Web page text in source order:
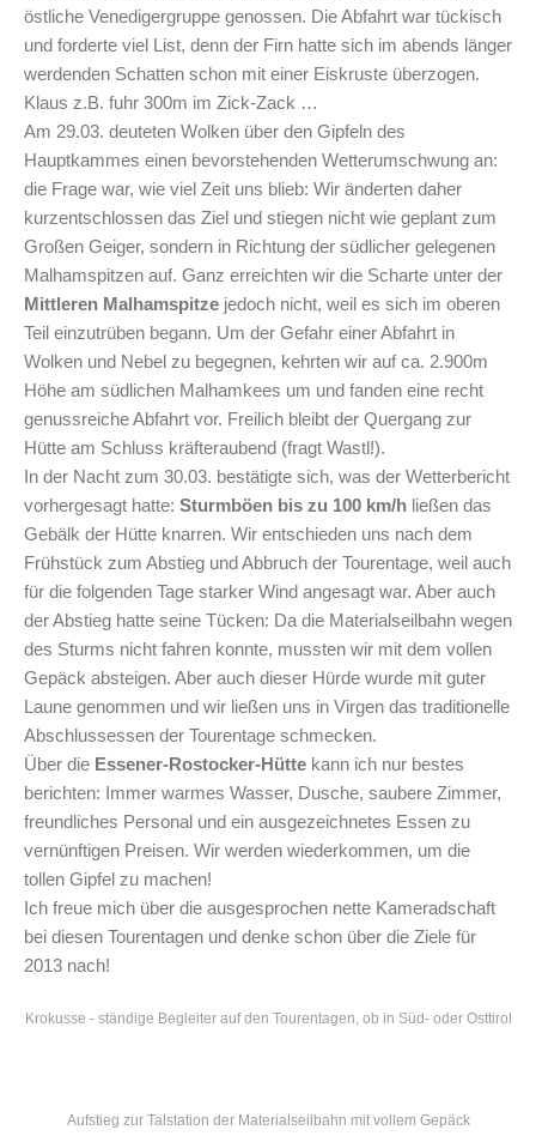
östliche Venedigergruppe genossen. Die Abfahrt war tückisch
und forderte viel List, denn der Firn hatte sich im abends länger
werdenden Schatten schon mit einer Eiskruste überzogen.
Klaus z.B. fuhr 300m im Zick-Zack …
Am 29.03. deuteten Wolken über den Gipfeln des
Hauptkammes einen bevorstehenden Wetterumschwung an:
die Frage war, wie viel Zeit uns blieb: Wir änderten daher
kurzentschlossen das Ziel und stiegen nicht wie geplant zum
Großen Geiger, sondern in Richtung der südlicher gelegenen
Malhamspitzen auf. Ganz erreichten wir die Scharte unter der
Mittleren Malhamspitze jedoch nicht, weil es sich im oberen
Teil einzutrüben begann. Um der Gefahr einer Abfahrt in
Wolken und Nebel zu begegnen, kehrten wir auf ca. 2.900m
Höhe am südlichen Malhamkees um und fanden eine recht
genussreiche Abfahrt vor. Freilich bleibt der Quergang zur
Hütte am Schluss kräfteraubend (fragt Wastl!).
In der Nacht zum 30.03. bestätigte sich, was der Wetterbericht
vorhergesagt hatte: Sturmböen bis zu 100 km/h ließen das
Gebälk der Hütte knarren. Wir entschieden uns nach dem
Frühstück zum Abstieg und Abbruch der Tourentage, weil auch
für die folgenden Tage starker Wind angesagt war. Aber auch
der Abstieg hatte seine Tücken: Da die Materialseilbahn wegen
des Sturms nicht fahren konnte, mussten wir mit dem vollen
Gepäck absteigen. Aber auch dieser Hürde wurde mit guter
Laune genommen und wir ließen uns in Virgen das traditionelle
Abschlussessen der Tourentage schmecken.
Über die Essener-Rostocker-Hütte kann ich nur bestes
berichten: Immer warmes Wasser, Dusche, saubere Zimmer,
freundliches Personal und ein ausgezeichnetes Essen zu
vernünftigen Preisen. Wir werden wiederkommen, um die
tollen Gipfel zu machen!
Ich freue mich über die ausgesprochen nette Kameradschaft
bei diesen Tourentagen und denke schon über die Ziele für
2013 nach!
Krokusse - ständige Begleiter auf den Tourentagen, ob in Süd- oder Osttirol
Aufstieg zur Talstation der Materialseilbahn mit vollem Gepäck